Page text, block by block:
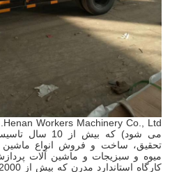
می شود) که بیش
تحقیق، ساخت و فروش انواع
میوه و سبزیجات و ماشین آلات